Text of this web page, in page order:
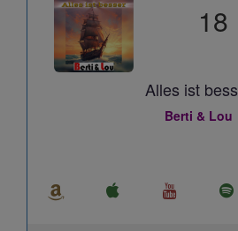
18
Alles ist
Berti & Lou